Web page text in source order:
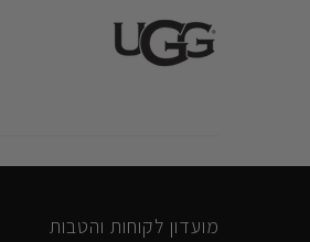
מועדון לקוחות והטבות